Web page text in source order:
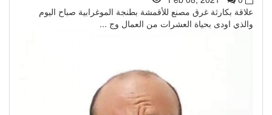
علاقة بكارثة غرق مصنع للأقمشة بطنجة الموغرابية صباح اليوم
والذي اودى بحياة العشرات من العمال وج ...